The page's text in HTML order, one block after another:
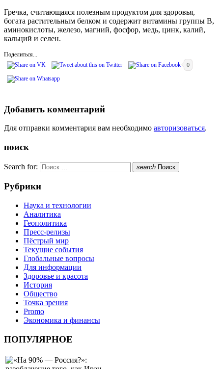
Гречка, считающаяся полезным продуктом для здоровья,
богата растительным белком и содержит витамины группы В,
аминокислоты, железо, магний, фосфор, медь, цинк, калий,
кальций и селен.
Поделиться...
0
Добавить комментарий
Для отправки комментария вам необходимо авторизоваться.
поиск
Search for: search Поиск
Рубрики
Наука и технологии
Аналитика
Геополитика
Пресс-релизы
Пёстрый мир
Текущие события
Глобальные вопросы
Для информации
Здоровье и красота
История
Общество
Точка зрения
Promo
Экономика и финансы
ПОПУЛЯРНОЕ